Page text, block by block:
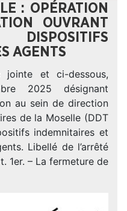
: OPÉRATION
OUVRANT
AGENTS
jointe et ci-dessous,
2025 désignant
au sein de direction
de la Moselle (DDT
indemnitaires et
Libellé de l’arrêté
1er. – La fermeture de